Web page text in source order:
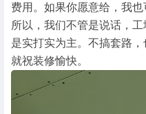
费用。如果你愿意给，我也
所以，我们不管是说话，
是实打实为主。不搞套路
就祝装修愉快。